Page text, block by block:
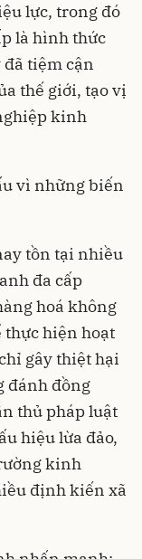
lực, trong đó
là hình thức
tiệm cận
thế giới, tạo vị
kinh
vì những biến
tồn tại nhiều
đa cấp
hoá không
thực hiện hoạt
gây thiệt hại
đánh đồng
thủ pháp luật
hiệu lừa đảo,
kinh
định kiến xã